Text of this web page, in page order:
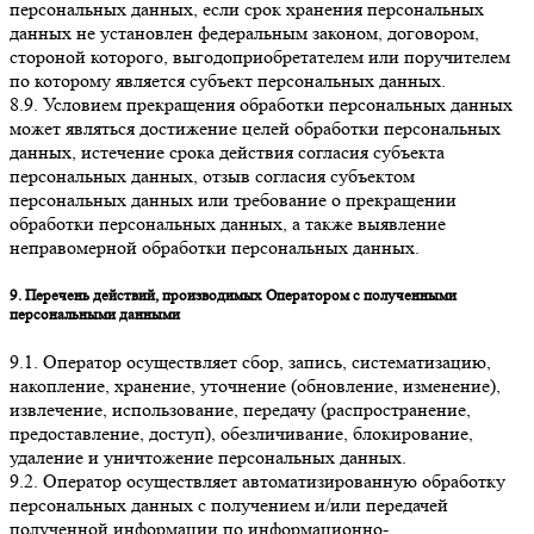
персональных данных, если срок хранения персональных
данных не установлен федеральным законом, договором,
стороной которого, выгодоприобретателем или поручителем
по которому является субъект персональных данных.
8.9. Условием прекращения обработки персональных данных
может являться достижение целей обработки персональных
данных, истечение срока действия согласия субъекта
персональных данных, отзыв согласия субъектом
персональных данных или требование о прекращении
обработки персональных данных, а также выявление
неправомерной обработки персональных данных.
9. Перечень действий, производимых Оператором с полученными
персональными данными
9.1. Оператор осуществляет сбор, запись, систематизацию,
накопление, хранение, уточнение (обновление, изменение),
извлечение, использование, передачу (распространение,
предоставление, доступ), обезличивание, блокирование,
удаление и уничтожение персональных данных.
9.2. Оператор осуществляет автоматизированную обработку
персональных данных с получением и/или передачей
полученной информации по информационно-